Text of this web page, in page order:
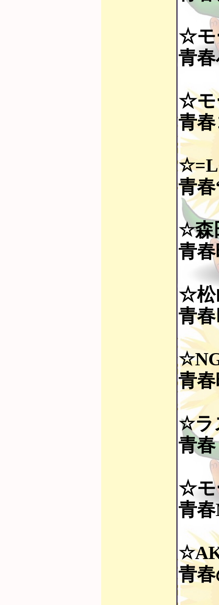
☆モ
青
☆モ
青
青
☆森
青
☆松
青春
青
☆ラ
青
☆モ
青
青